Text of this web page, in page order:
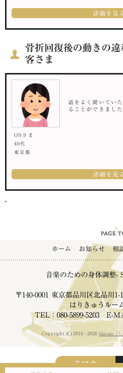
詳細を見
骨折回復後の動きの
客さま
ONさま
40代
東京都
話をよく聞いてい
ることができました
詳細を見
ホーム お知らせ 相
音楽のための身体調整-
〒140-0001 東京都品川区北品川
はりきゅうルー
TEL：080-5899-5203 E-
Copyright (C) 2016 - 2026 Shirabe（し
スマホ